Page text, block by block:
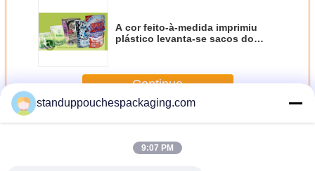
A cor feito-à-medida imprimiu
plástico levanta-se sacos do
Continue
MaisA folha de alumínio levanta-se o malote
standuppouchespackaging.com
9:07 PM